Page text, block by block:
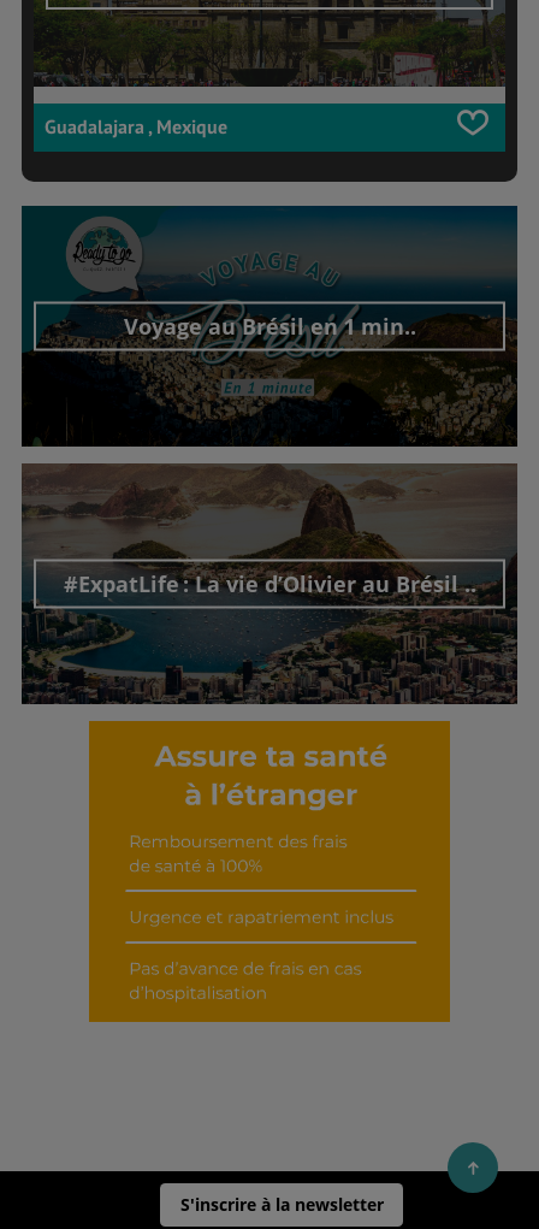
Guadalajara , Mexique
Voyage au Brésil en 1 min..
Découvrir cet interview
#ExpatLife : La vie d’Olivier au Brésil ..
Découvrir cet interview
S'inscrire à la newsletter